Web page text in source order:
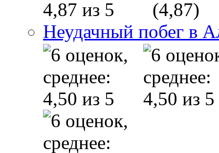
(4,87)
Неудачный побег в